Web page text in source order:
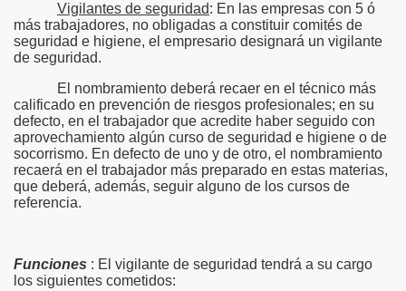
Vigilantes de seguridad: En las empresas con 5 ó
más trabajadores, no obligadas a constituir comités de
seguridad e higiene, el empresario designará un vigilante
de seguridad.
El nombramiento deberá recaer en el técnico más
calificado en prevención de riesgos profesionales; en su
defecto, en el trabajador que acredite haber seguido con
aprovechamiento algún curso de seguridad e higiene o de
socorrismo. En defecto de uno y de otro, el nombramiento
recaerá en el trabajador más preparado en estas materias,
que deberá, además, seguir alguno de los cursos de
referencia.
Funciones : El vigilante de seguridad tendrá a su cargo
los siguientes cometidos: